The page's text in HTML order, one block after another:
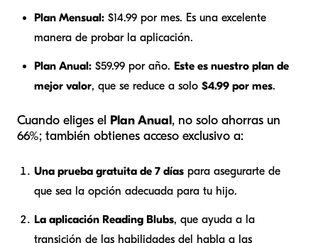
Plan Mensual: $14.99 por mes. Es una excelente
manera de probar la aplicación.
Plan Anual: $59.99 por año. Este es nuestro plan de
mejor valor, que se reduce a solo $4.99 por mes.
Cuando eliges el Plan Anual, no solo ahorras un
66%; también obtienes acceso exclusivo a:
Una prueba gratuita de 7 días para asegurarte de
que sea la opción adecuada para tu hijo.
La aplicación Reading Blubs, que ayuda a la
transición de las habilidades del habla a las